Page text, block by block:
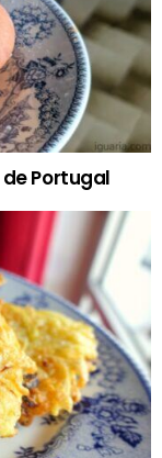
Portugal